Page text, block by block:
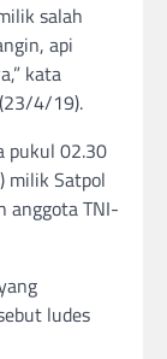
salah
api
kata
4/19).
pukul 02.30
milik Satpol
anggota TNI-
ludes